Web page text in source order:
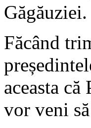
Găgăuziei.
Făcând
aceasta
vor veni